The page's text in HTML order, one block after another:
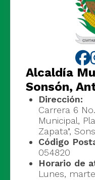
Alcaldía
Sonsón,
Dirección:
Carrera 6
Municipal,
Zapata",
Código
054820
Horario de
Lunes,